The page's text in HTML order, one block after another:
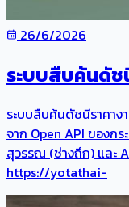
26/6/2026
ระบบสืบค้นดัช
ระบบสืบค้นดัชนีราคาง
จาก Open API ของ
สุวรรณ (ช่างถึก) และ
https://yotathai-